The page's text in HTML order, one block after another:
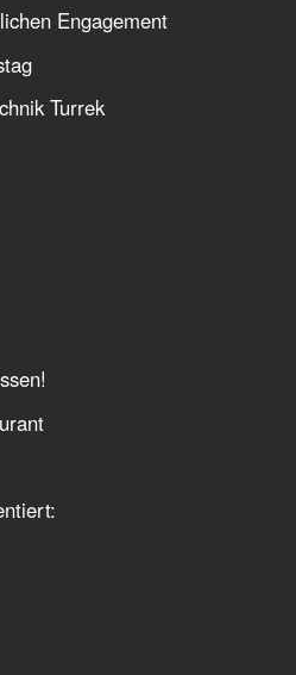
Engagement
Turrek